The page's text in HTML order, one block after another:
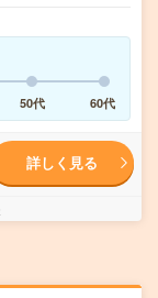
50代 60代
詳しく見る